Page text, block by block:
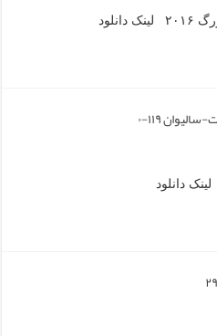
۱۱۹-۰
دانلود